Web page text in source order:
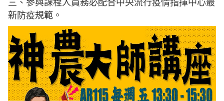
三、參與課程人員務必配合中央流行疫情指揮中心最
新防疫規範。